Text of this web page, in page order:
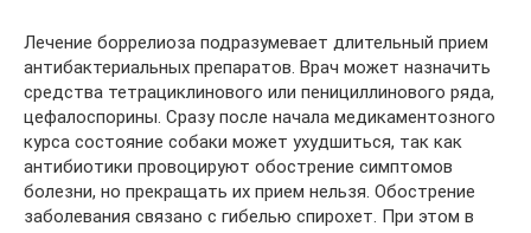
Лечение боррелиоза подразумевает длительный прием
антибактериальных препаратов. Врач может назначить
средства тетрациклинового или пенициллинового ряда,
цефалоспорины. Сразу после начала медикаментозного
курса состояние собаки может ухудшиться, так как
антибиотики провоцируют обострение симптомов
болезни, но прекращать их прием нельзя. Обострение
заболевания связано с гибелью спирохет. При этом в